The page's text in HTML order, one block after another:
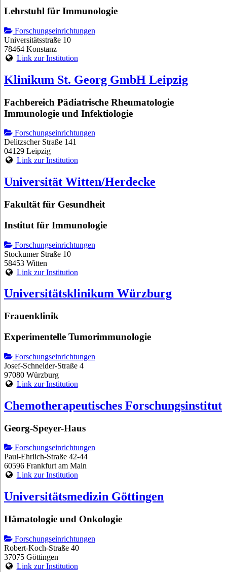
Lehrstuhl für Immunologie
Forschungseinrichtungen
Universitätsstraße 10
78464 Konstanz
Link zur Institution
Klinikum St. Georg GmbH Leipzig
Fachbereich Pädiatrische Rheumatologie
Immunologie und Infektiologie
Forschungseinrichtungen
Delitzscher Straße 141
04129 Leipzig
Link zur Institution
Universität Witten/Herdecke
Fakultät für Gesundheit
Institut für Immunologie
Forschungseinrichtungen
Stockumer Straße 10
58453 Witten
Link zur Institution
Universitätsklinikum Würzburg
Frauenklinik
Experimentelle Tumorimmunologie
Forschungseinrichtungen
Josef-Schneider-Straße 4
97080 Würzburg
Link zur Institution
Chemotherapeutisches Forschungsinstitut
Georg-Speyer-Haus
Forschungseinrichtungen
Paul-Ehrlich-Straße 42-44
60596 Frankfurt am Main
Link zur Institution
Universitätsmedizin Göttingen
Hämatologie und Onkologie
Forschungseinrichtungen
Robert-Koch-Straße 40
37075 Göttingen
Link zur Institution